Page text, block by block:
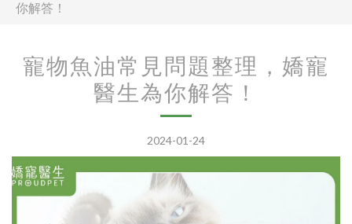
你解答！
寵物魚油常見問題整理，嬌寵
醫生為你解答！
2024-01-24